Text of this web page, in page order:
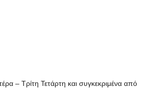
– Τρίτη Τετάρτη και συγκεκριμένα από